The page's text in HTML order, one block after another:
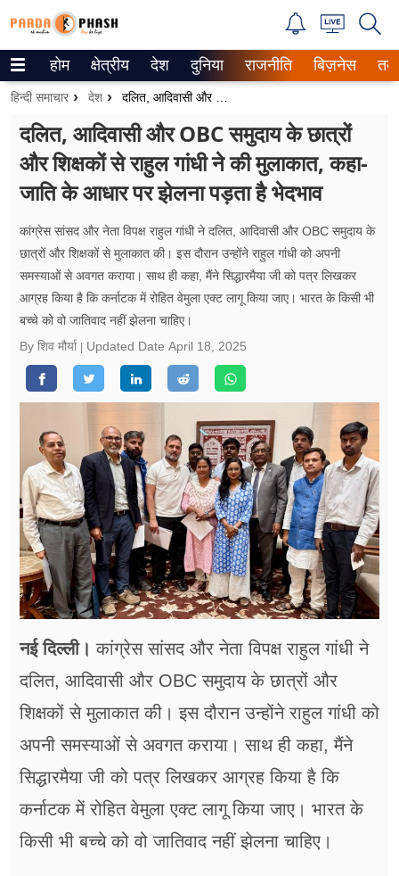
Trending on Google News
ePaper
वेब स्टोरीज
उत्तर प्रदेश
गैलरी
वीडियो
रिलेशनशिप
जीवन मंत्रा
फूड
सेहत
ब्‍यूटी
जॉब्स
शिक्षा
अन्य खबरें
होम क्षेत्रीय देश दुनिया राजनीति बिज़नेस
हिन्दी समाचार देश
दलित, आदिवासी और OBC समुदाय के छात्रों
और शिक्षकों से राहुल गांधी ने की मुलाकात, कहा-
जाति के आधार पर झेलना पड़ता है भेदभाव
कांग्रेस सांसद और नेता विपक्ष राहुल गांधी ने दलित, आदिवासी और OBC समुदाय के
छात्रों और शिक्षकों से मुलाकात की। इस दौरान उन्होंने राहुल गांधी को अपनी
समस्याओं से अवगत कराया। साथ ही कहा, मैंने सिद्धारमैया जी को पत्र लिखकर
आग्रह किया है कि कर्नाटक में रोहित वेमुला एक्ट लागू किया जाए। भारत के किसी भी
बच्चे को वो जातिवाद नहीं झेलना चाहिए।
By शिव मौर्या
Updated Date April 18, 2025
नई दिल्ली। कांग्रेस सांसद और नेता विपक्ष राहुल गांधी ने
दलित, आदिवासी और OBC समुदाय के छात्रों और
शिक्षकों से मुलाकात की। इस दौरान उन्होंने राहुल गांधी को
अपनी समस्याओं से अवगत कराया। साथ ही कहा, मैंने
सिद्धारमैया जी को पत्र लिखकर आग्रह किया है कि
कर्नाटक में रोहित वेमुला एक्ट लागू किया जाए। भारत के
किसी भी बच्चे को वो जातिवाद नहीं झेलना चाहिए।